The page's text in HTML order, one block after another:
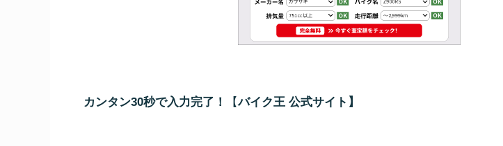
カンタン30秒で入力完了！ 【バイク王 公式サイト】